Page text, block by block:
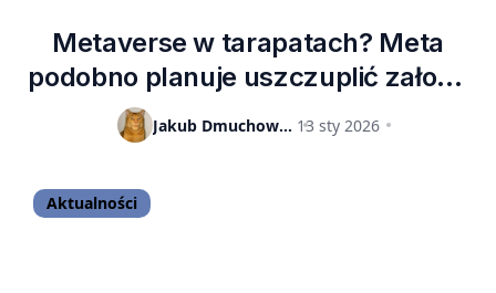
Metaverse w tarapatach? Meta
podobno planuje uszczuplić załogę
Reality Labs
Jakub Dmuchowski 13 sty 2026
Aktualności